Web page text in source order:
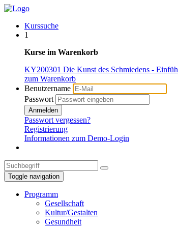
Kurssuche
1
Kurse im Warenkorb
KY200301 Die Kunst des Schmiedens -
zum Warenkorb
Benutzername
Passwort
Anmelden
Passwort vergessen?
Registrierung
Informationen zum Demo-Login
Toggle navigation
Programm
Gesellschaft
Kultur/Gestalten
Gesundheit